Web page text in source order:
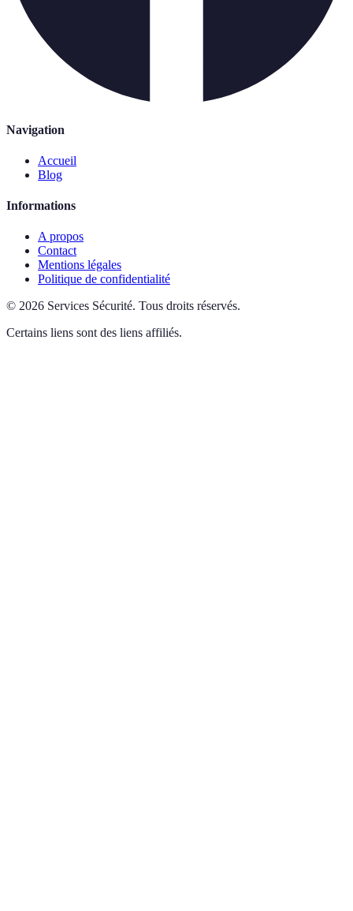
Navigation
Accueil
Blog
Informations
A propos
Contact
Mentions légales
Politique de confidentialité
© 2026 Services Sécurité. Tous droits réservés.
Certains liens sont des liens affiliés.